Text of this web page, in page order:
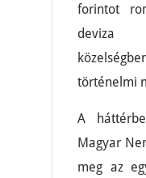
forintot
deviza
történelmi
A
Magyar
meg az